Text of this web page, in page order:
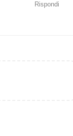
Rispondi